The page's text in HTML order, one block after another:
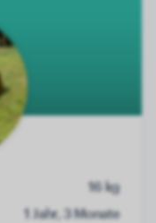
16 kg
1 Jahr, 3 Monate